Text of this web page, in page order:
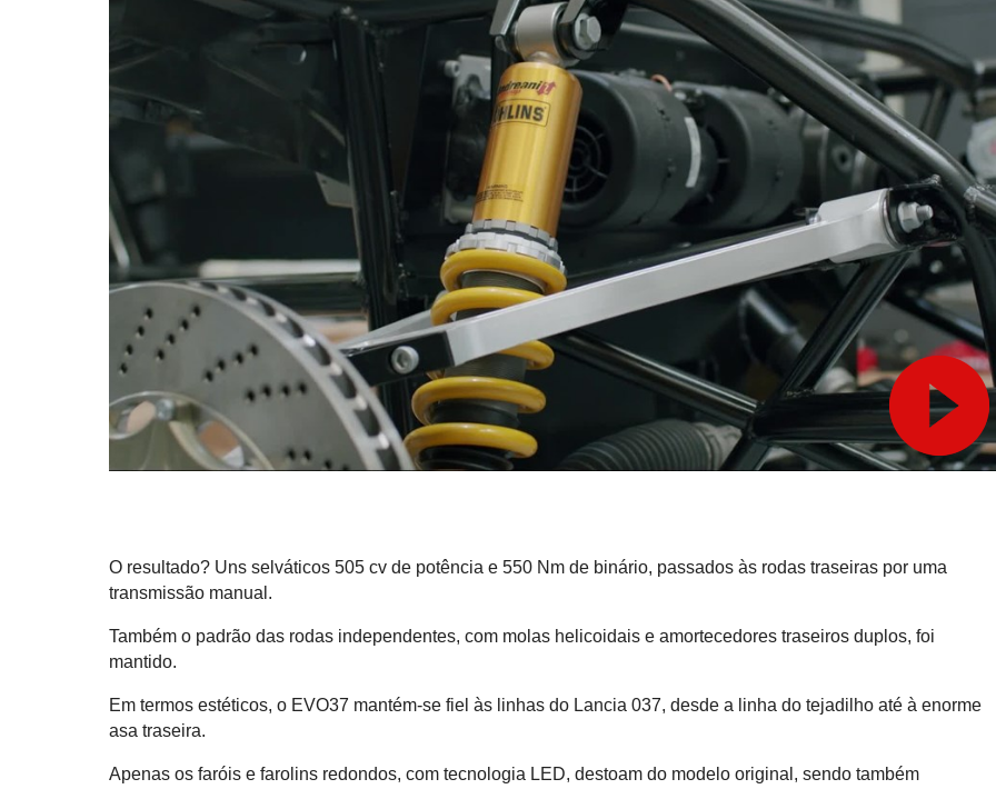
O resultado? Uns selváticos 505 cv de potência e 550 Nm de binário, passados às rodas traseiras por uma
transmissão manual.
Também o padrão das rodas independentes, com molas helicoidais e amortecedores traseiros duplos, foi
mantido.
Em termos estéticos, o EVO37 mantém-se fiel às linhas do Lancia 037, desde a linha do tejadilho até à enorme
asa traseira.
Apenas os faróis e farolins redondos, com tecnologia LED, destoam do modelo original, sendo também